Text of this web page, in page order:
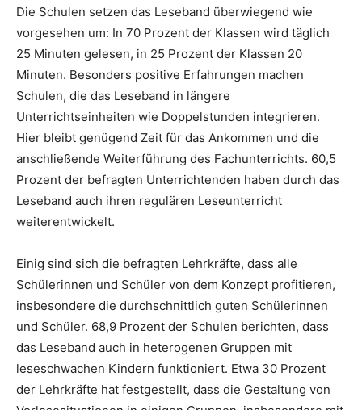
Die Schulen setzen das Leseband überwiegend wie
vorgesehen um: In 70 Prozent der Klassen wird täglich
25 Minuten gelesen, in 25 Prozent der Klassen 20
Minuten. Besonders positive Erfahrungen machen
Schulen, die das Leseband in längere
Unterrichtseinheiten wie Doppelstunden integrieren.
Hier bleibt genügend Zeit für das Ankommen und die
anschließende Weiterführung des Fachunterrichts. 60,5
Prozent der befragten Unterrichtenden haben durch das
Leseband auch ihren regulären Leseunterricht
weiterentwickelt.
Einig sind sich die befragten Lehrkräfte, dass alle
Schülerinnen und Schüler von dem Konzept profitieren,
insbesondere die durchschnittlich guten Schülerinnen
und Schüler. 68,9 Prozent der Schulen berichten, dass
das Leseband auch in heterogenen Gruppen mit
leseschwachen Kindern funktioniert. Etwa 30 Prozent
der Lehrkräfte hat festgestellt, dass die Gestaltung von